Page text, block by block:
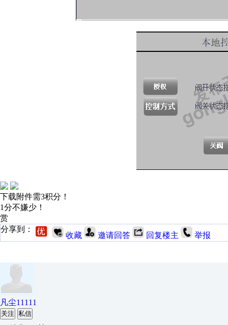
下载附件需3积分！
1分不嫌少！
赏
分享到：
收藏 邀请回答 回复楼主 举报
凡尘11111
关注 私信